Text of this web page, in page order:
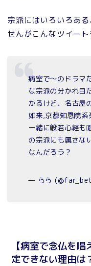
宗派にはいろいろあ
せんがこんなツイート
病室で〜のドラマ
な宗派の分かれ目
かるけど、名古屋
如来,京都知恩院
一緒に般若心経も
の宗派にも属さな
なんだろう？
— らら
【病室で念仏を
定できない理由は